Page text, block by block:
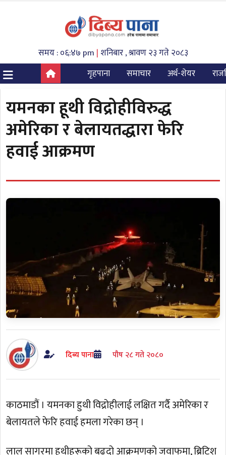
समय : ०६:४७ pm | शनिबार , श्रावण २३ गते २०८३
गृहपाना
समाचार अर्थ-शेयर
यमनका हूथी विद्रोहीविरुद्ध
अमेरिका र बेलायतद्धारा फेरि
हवाई आक्रमण
दिब्य पाना पौष २८ गते २०८०
काठमाडौं । यमनका हुथी विद्रोहीलाई लक्षित गर्दै अमेरिका र
बेलायतले फेरि हवाई हमला गरेका छन् ।
लाल सागरमा हुथीहरूको बढ्दो आक्रमणको जवाफमा, ब्रिटिश